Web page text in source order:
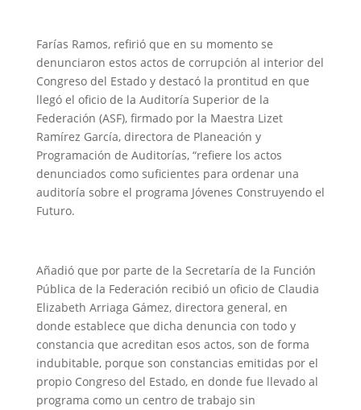
Farías Ramos, refirió que en su momento se
denunciaron estos actos de corrupción al interior del
Congreso del Estado y destacó la prontitud en que
llegó el oficio de la Auditoría Superior de la
Federación (ASF), firmado por la Maestra Lizet
Ramírez García, directora de Planeación y
Programación de Auditorías, “refiere los actos
denunciados como suficientes para ordenar una
auditoría sobre el programa Jóvenes Construyendo el
Futuro.
Añadió que por parte de la Secretaría de la Función
Pública de la Federación recibió un oficio de Claudia
Elizabeth Arriaga Gámez, directora general, en
donde establece que dicha denuncia con todo y
constancia que acreditan esos actos, son de forma
indubitable, porque son constancias emitidas por el
propio Congreso del Estado, en donde fue llevado al
programa como un centro de trabajo sin